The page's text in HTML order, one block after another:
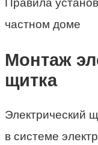
Правила
частном доме
Монтаж
щитка
Электрический
в системе